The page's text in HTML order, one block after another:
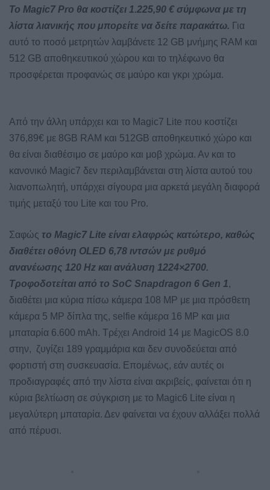
Το Magic7 Pro θα κοστίζει 1.225,90 € σύμφωνα με τη
λίστα λιανικής που μπορείτε να δείτε παρακάτω. Για
αυτό το ποσό μετρητών λαμβάνετε 12 GB μνήμης RAM και
512 GB αποθηκευτικού χώρου και το τηλέφωνο θα
προσφέρεται προφανώς σε μαύρο και γκρι χρώμα.
Από την άλλη υπάρχει και το Magic7 Lite που κοστίζει
376,89€ με 8GB RAM και 512GB αποθηκευτικό χώρο και
θα είναι διαθέσιμο σε μαύρο και μοβ χρώμα. Αν και το
κανονικό Magic7 δεν περιλαμβάνεται στη λίστα αυτού του
λιανοπωλητή, υπάρχει σίγουρα μια αρκετά μεγάλη διαφορά
τιμής μεταξύ του Lite και του Pro.
Σαφώς το Magic7 Lite είναι ελαφρώς κατώτερο, καθώς
διαθέτει οθόνη OLED 6,78 ιντσών με ρυθμό
ανανέωσης 120 Hz και ανάλυση 1224×2700.
Τροφοδοτείται από το SoC Snapdragon 6 Gen 1,
διαθέτει μια κύρια πίσω κάμερα 108 MP με μια πρόσθετη
κάμερα 5 MP δίπλα της, selfie κάμερα 16 MP και μια
μπαταρία 6.600 mAh. Τρέχει Android 14 με MagicOS 8.0
στην, ζυγίζει 189 γραμμάρια και δεν συνοδεύεται από
φορτιστή στη συσκευασία. Επομένως, εάν αυτές οι
προδιαγραφές από την λίστα είναι ακριβείς, φαίνεται ότι η
κύρια βελτίωση σε σύγκριση με το Magic6 Lite είναι η
μεγαλύτερη μπαταρία. Δεν φαίνεται να έχουν αλλάξει πολλά
από πέρυσι.